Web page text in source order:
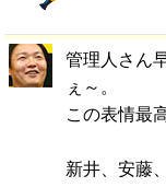
管理人さん
ぇ～。
この表情最
新井、安藤